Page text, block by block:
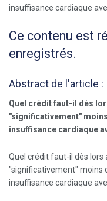
Ce contenu est
enregistrés.
Abstract de l'article :
Quel crédit faut-il dès
"significativement"
insuffisance cardiaque
Quel crédit faut-il dès lors
"significativement" moins
insuffisance cardiaque